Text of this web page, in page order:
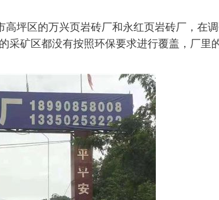
坪区的万兴页岩砖厂和永红页岩砖厂，在
矿区都没有按照环保要求进行覆盖，厂里